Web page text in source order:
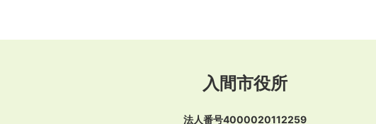
入間市役所
法人番号4000020112259